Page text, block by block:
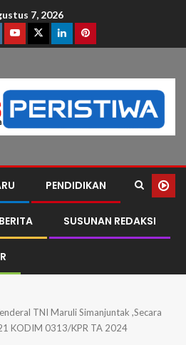
7, 2026
PENDIDIKAN
BERITA SUSUNAN REDAKSI
TNI Maruli Simanjuntak ,Secara
KODIM 0313/KPR TA 2024